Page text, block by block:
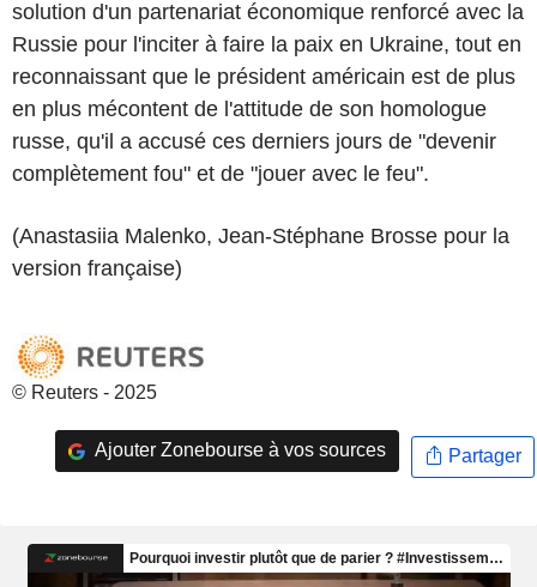
solution d'un partenariat économique renforcé avec la
Russie pour l'inciter à faire la paix en Ukraine, tout en
reconnaissant que le président américain est de plus
en plus mécontent de l'attitude de son homologue
russe, qu'il a accusé ces derniers jours de "devenir
complètement fou" et de "jouer avec le feu".
(Anastasiia Malenko, Jean-Stéphane Brosse pour la
version française)
© Reuters - 2025
Ajouter Zonebourse à vos sources Partager